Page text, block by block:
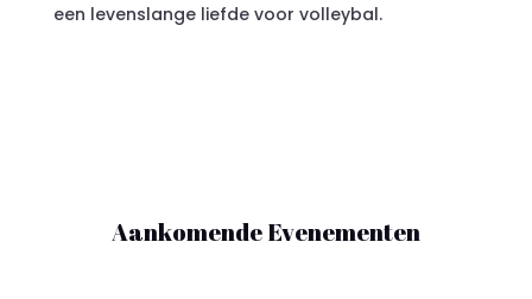
een levenslange liefde voor volleybal.
Aankomende Evenementen